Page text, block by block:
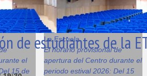
el
15 de
Horario de verano del Centro
08:00
La Escuela
El horario provisional de
apertura del Centro durante el
periodo estival 2026: Del 15
de estudiantes de la